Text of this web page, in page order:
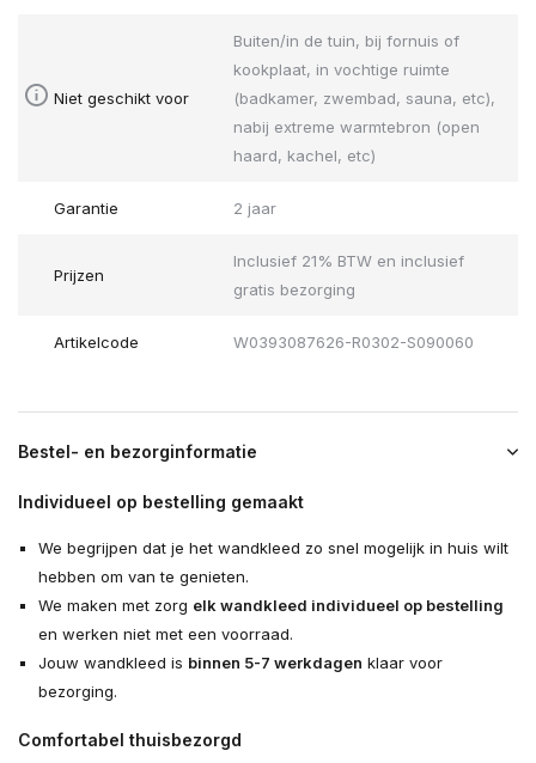
Niet geschikt voor
Buiten/in de tuin, bij fornuis of
kookplaat, in vochtige ruimte
(badkamer, zwembad, sauna, etc),
nabij extreme warmtebron (open
haard, kachel, etc)
Garantie 2 jaar
Prijzen
Inclusief 21% BTW en inclusief
gratis bezorging
Artikelcode W0393087626-R0302-S090060
Bestel- en bezorginformatie
Individueel op bestelling gemaakt
We begrijpen dat je het wandkleed zo snel mogelijk in huis wilt
hebben om van te genieten.
We maken met zorg elk wandkleed individueel op bestelling
en werken niet met een voorraad.
Jouw wandkleed is binnen 5-7 werkdagen klaar voor
bezorging.
Comfortabel thuisbezorgd